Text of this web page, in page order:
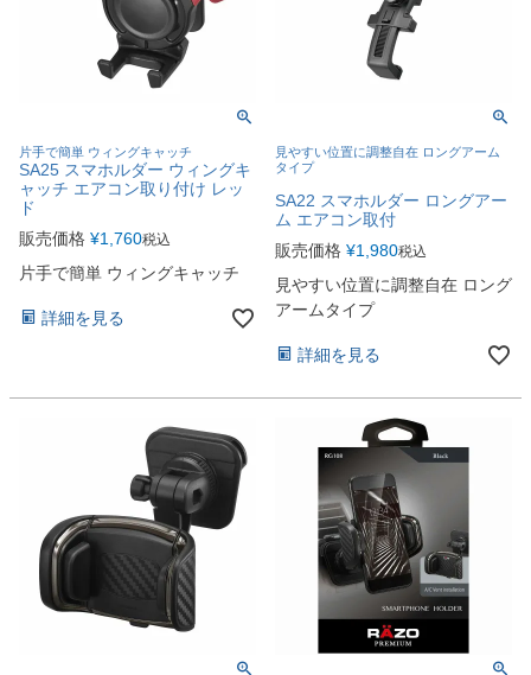
片手で簡単 ウィングキャッチ
SA25 スマホルダー ウィングキ
ャッチ エアコン取り付け レッ
ド
販売価格 ¥1,760税込
片手で簡単 ウィングキャッチ
詳細を見る
見やすい位置に調整自在 ロングアーム
タイプ
SA22 スマホルダー ロングアー
ム エアコン取付
販売価格 ¥1,980税込
見やすい位置に調整自在 ロング
アームタイプ
詳細を見る